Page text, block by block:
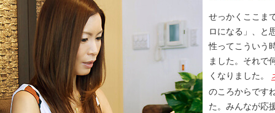
せっかくここま
ロになる」、と
性ってこういう
ました。それで
くなりました。
のころからです
た。みんなが応